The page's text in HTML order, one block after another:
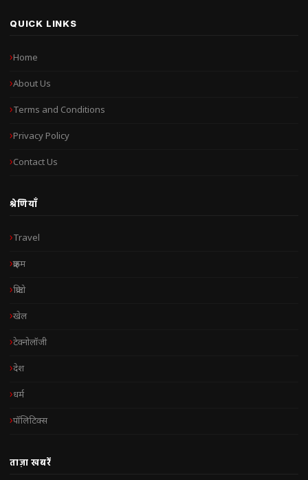
QUICK LINKS
Home
About Us
Terms and Conditions
Privacy Policy
Contact Us
श्रेणियाँ
Travel
क्राइम
क्रिप्टो
खेल
टेक्नोलॉजी
देश
धर्म
पॉलिटिक्स
ताज़ा खबरें